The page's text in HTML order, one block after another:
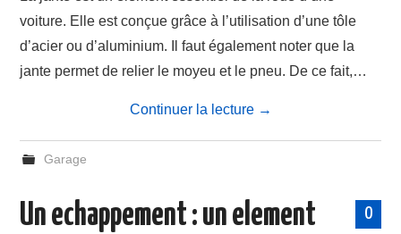
voiture. Elle est conçue grâce à l’utilisation d’une tôle
d’acier ou d’aluminium. Il faut également noter que la
jante permet de relier le moyeu et le pneu. De ce fait,…
Continuer la lecture →
Garage
0
Un echappement : un element